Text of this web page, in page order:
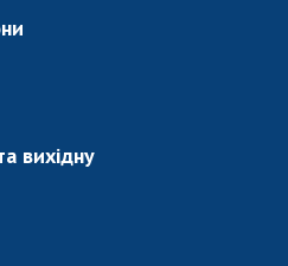
організаціях
та конкурси
вихідну